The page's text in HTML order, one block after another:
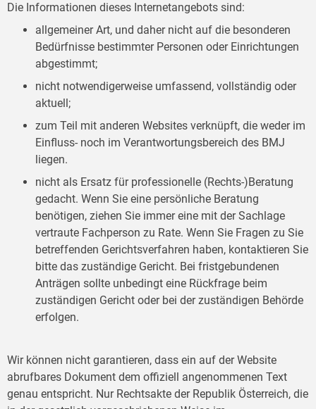
Die Informationen dieses Internetangebots sind:
allgemeiner Art, und daher nicht auf die besonderen
Bedürfnisse bestimmter Personen oder Einrichtungen
abgestimmt;
nicht notwendigerweise umfassend, vollständig oder
aktuell;
zum Teil mit anderen Websites verknüpft, die weder im
Einfluss- noch im Verantwortungsbereich des BMJ
liegen.
nicht als Ersatz für professionelle (Rechts-)Beratung
gedacht. Wenn Sie eine persönliche Beratung
benötigen, ziehen Sie immer eine mit der Sachlage
vertraute Fachperson zu Rate. Wenn Sie Fragen zu Sie
betreffenden Gerichtsverfahren haben, kontaktieren Sie
bitte das zuständige Gericht. Bei fristgebundenen
Anträgen sollte unbedingt eine Rückfrage beim
zuständigen Gericht oder bei der zuständigen Behörde
erfolgen.
Wir können nicht garantieren, dass ein auf der Website
abrufbares Dokument dem offiziell angenommenen Text
genau entspricht. Nur Rechtsakte der Republik Österreich, die